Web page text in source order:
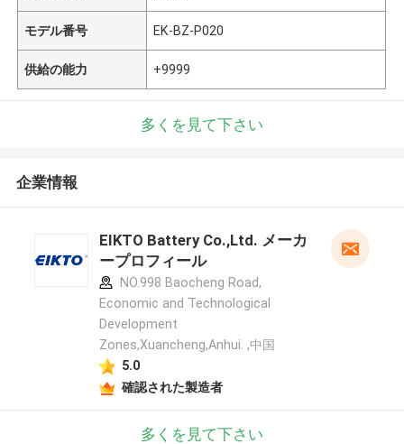
モデル番号 EK-BZ-P020
供給の能力 +9999
多くを見て下さい
企業情報
EIKTO Battery Co.,Ltd. メーカ
ープロフィール
NO.998 Baocheng Road,
Economic and Technological
Development
Zones,Xuancheng,Anhui. ,中国
5.0
確認された製造者
多くを見て下さい